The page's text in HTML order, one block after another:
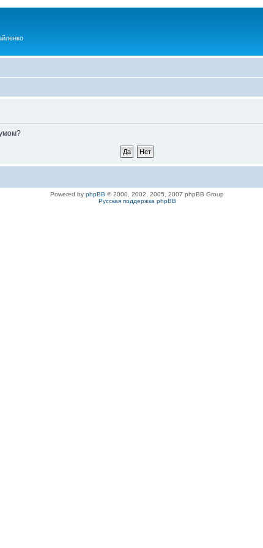
Powered by phpBB © 2000, 2002, 2005, 2007 phpBB Group
Русская поддержка phpBB